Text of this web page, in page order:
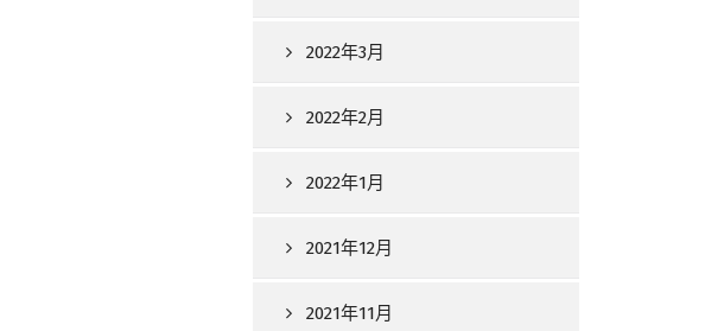
2022年3月
2022年2月
2022年1月
2021年12月
2021年11月